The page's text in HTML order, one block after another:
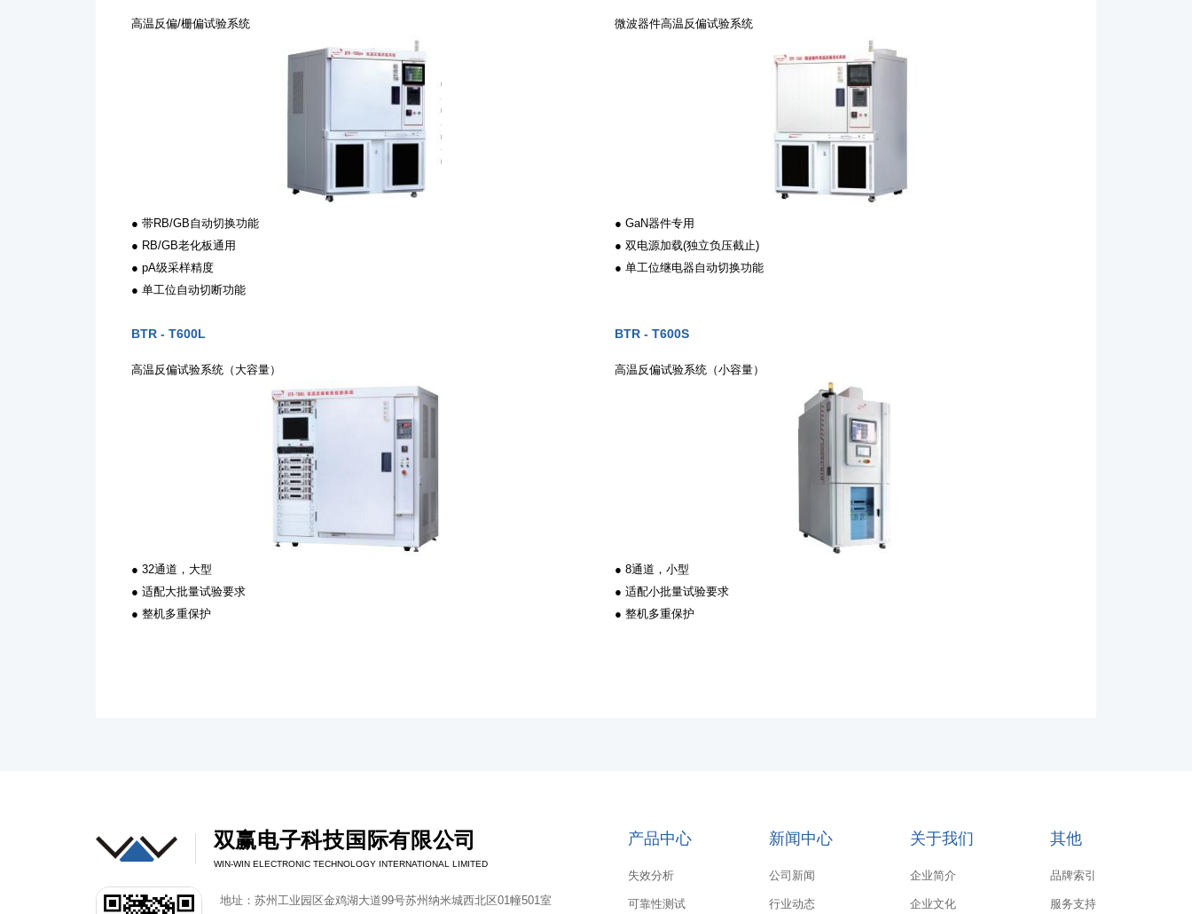
高温反偏/栅偏试验系统
● 带RB/GB自动切换功能
● RB/GB老化板通用
● pA级采样精度
● 单工位自动切断功能
微波器件高温反偏试验系统
● GaN器件专用
● 双电源加载(独立负压截止)
● 单工位继电器自动切换功能
BTR - T600L
高温反偏试验系统（大容量）
● 32通道，大型
● 适配大批量试验要求
● 整机多重保护
BTR - T600S
高温反偏试验系统（小容量）
● 8通道，小型
● 适配小批量试验要求
● 整机多重保护
双赢电子科技国际有限公司
WIN-WIN ELECTRONIC TECHNOLOGY INTERNATIONAL LIMITED
地址：苏州工业园区金鸡湖大道99号苏州纳米城西北区01幢501室
产品中心
失效分析
可靠性测试
新闻中心
公司新闻
行业动态
关于我们
企业简介
企业文化
其他
品牌索引
服务支持